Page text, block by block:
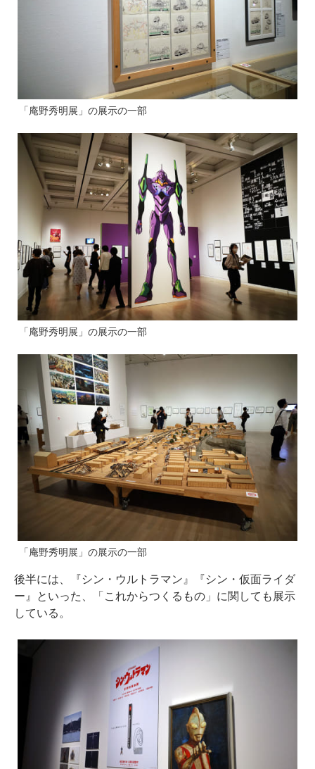
「庵野秀明展」の展示の一部
「庵野秀明展」の展示の一部
「庵野秀明展」の展示の一部
後半には、『シン・ウルトラマン』『シン・仮面ライダ
ー』といった、「これからつくるもの」に関しても展示
している。